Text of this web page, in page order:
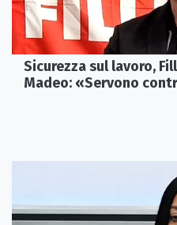
Sicurezza sul lavoro,
Madeo: «Servono